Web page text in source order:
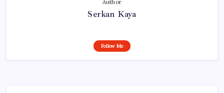
Author
Serkan Kaya
Follow Me